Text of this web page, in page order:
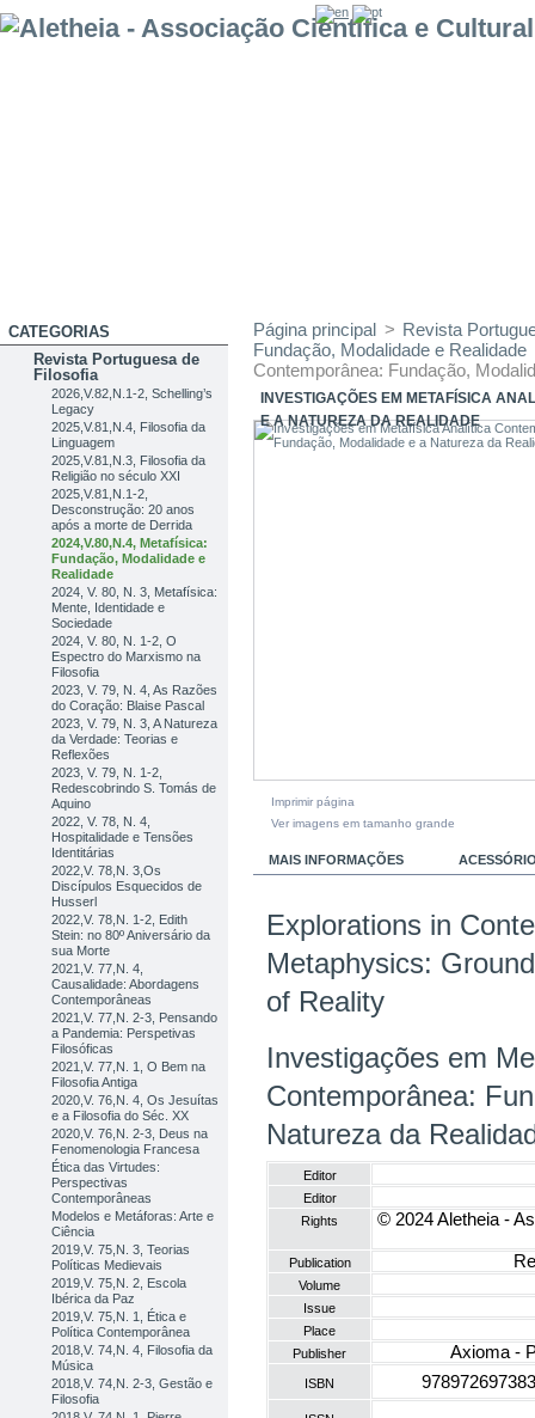
CATEGORIAS
Revista Portuguesa de
Filosofia
2026,V.82,N.1-2, Schelling’s
Legacy
2025,V.81,N.4, Filosofia da
Linguagem
2025,V.81,N.3, Filosofia da
Religião no século XXI
2025,V.81,N.1-2,
Desconstrução: 20 anos
após a morte de Derrida
2024,V.80,N.4, Metafísica:
Fundação, Modalidade e
Realidade
2024, V. 80, N. 3, Metafísica:
Mente, Identidade e
Sociedade
2024, V. 80, N. 1-2, O
Espectro do Marxismo na
Filosofia
2023, V. 79, N. 4, As Razões
do Coração: Blaise Pascal
2023, V. 79, N. 3, A Natureza
da Verdade: Teorias e
Reflexões
2023, V. 79, N. 1-2,
Redescobrindo S. Tomás de
Aquino
2022, V. 78, N. 4,
Hospitalidade e Tensões
Identitárias
2022,V. 78,N. 3,Os
Discípulos Esquecidos de
Husserl
2022,V. 78,N. 1-2, Edith
Stein: no 80º Aniversário da
sua Morte
2021,V. 77,N. 4,
Causalidade: Abordagens
Contemporâneas
2021,V. 77,N. 2-3, Pensando
a Pandemia: Perspetivas
Filosóficas
2021,V. 77,N. 1, O Bem na
Filosofia Antiga
2020,V. 76,N. 4, Os Jesuítas
e a Filosofia do Séc. XX
2020,V. 76,N. 2-3, Deus na
Fenomenologia Francesa
Ética das Virtudes:
Perspectivas
Contemporâneas
Modelos e Metáforas: Arte e
Ciência
2019,V. 75,N. 3, Teorias
Políticas Medievais
2019,V. 75,N. 2, Escola
Ibérica da Paz
2019,V. 75,N. 1, Ética e
Política Contemporânea
2018,V. 74,N. 4, Filosofia da
Música
2018,V. 74,N. 2-3, Gestão e
Filosofia
Página principal > Revista
Fundação, Modalidade e Realidade
Contemporânea: Fundação,
INVESTIGAÇÕES EM METAFÍSICA
E A NATUREZA DA REALIDADE
Imprimir página
Ver imagens em tamanho grande
MAIS INFORMAÇÕES
Explorations in
Metaphysics:
of Reality
Investigações em
Contemporânea:
Natureza da
Editor
Editor
Rights
© 2024 Aletheia -
Publication
Volume
Issue
Place
Publisher
Axioma -
ISBN